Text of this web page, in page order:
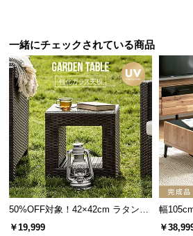
ト
お
知
ら
せ
ブ
ロ
グ
安全面を配慮した強化ガラス
天板には厚さ5㎜の強化ガラスを
全・快適にご使用いただけます。
一緒にチェックされている商品
50%OFF対象！42×42cm ラタン調
ガーデンテーブル
￥19,999
幅
ンター
￥